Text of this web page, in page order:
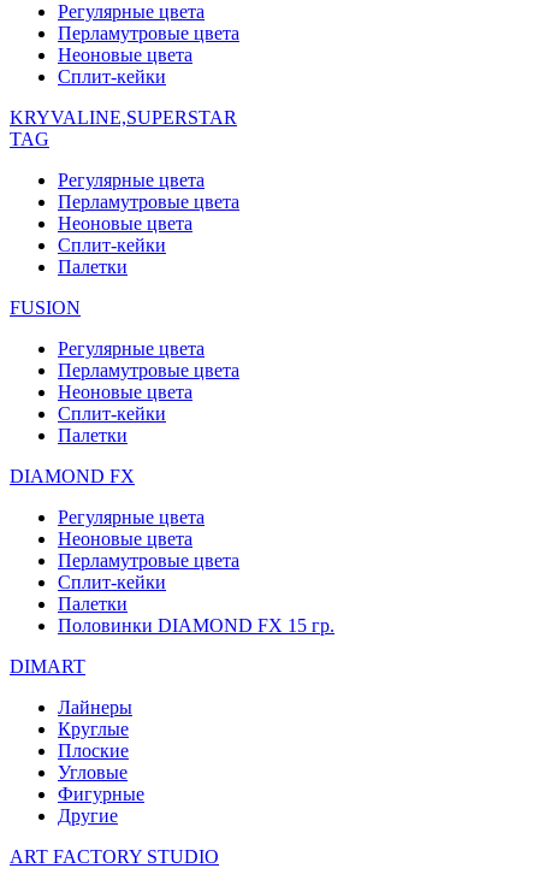
Регулярные цвета
Перламутровые цвета
Неоновые цвета
Сплит-кейки
KRYVALINE,SUPERSTAR
TAG
Регулярные цвета
Перламутровые цвета
Неоновые цвета
Сплит-кейки
Палетки
FUSION
Регулярные цвета
Перламутровые цвета
Неоновые цвета
Сплит-кейки
Палетки
DIAMOND FX
Регулярные цвета
Неоновые цвета
Перламутровые цвета
Сплит-кейки
Палетки
Половинки DIAMOND FX 15 гр.
DIMART
Лайнеры
Круглые
Плоские
Угловые
Фигурные
Другие
ART FACTORY STUDIO